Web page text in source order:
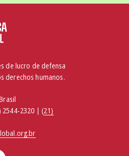
de lucro de defensa
derechos humanos.
2544-2320 | (21)